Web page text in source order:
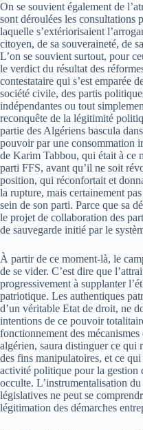
On se souvient également de
sont déroulées les consultations
laquelle s’extériorisaient
citoyen, de sa souveraineté, de
L’on se souvient surtout, pour
le verdict du résultat des
contestataire qui s’est emparée
société civile, des partis
indépendantes ou tout
reconquête de la légitimité
partie des Algériens bascula
pouvoir par une consommation
de Karim Tabbou, qui était à ce
parti FFS, avant qu’il ne soit
position, qui réconfortait et
la rupture, mais certainement
sein de son parti. Parce que sa
le projet de collaboration des
de sauvegarde initié par le
À partir de ce moment-là, le
de se vider. C’est dire que
progressivement à supplanter
patriotique. Les authentiques
d’un véritable Etat de droit, ne
intentions de ce pouvoir
fonctionnement des
algérien, saura distinguer ce qui
des fins manipulatoires, et ce
activité politique pour la gestion
occulte. L’instrumentalisation
législatives ne peut se
légitimation des démarches